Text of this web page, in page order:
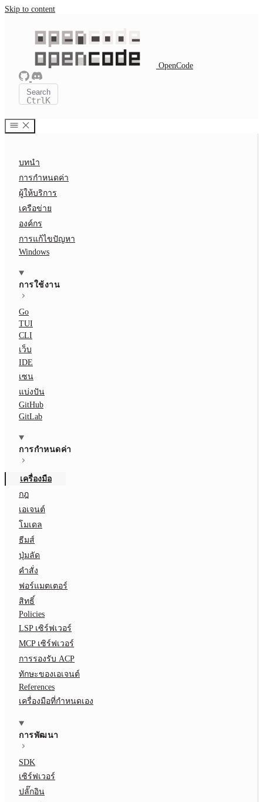
Skip to content
OpenCode
Search
CtrlK
บทนำ
การกำหนดค่า
ผู้ให้บริการ
เครือข่าย
องค์กร
การแก้ไขปัญหา
Windows
การใช้งาน
Go
TUI
CLI
เว็บ
IDE
เซน
แบ่งปัน
GitHub
GitLab
การกำหนดค่า
เครื่องมือ
กฎ
เอเจนต์
โมเดล
ธีมส์
ปุ่มลัด
คำสั่ง
ฟอร์แมตเตอร์
สิทธิ์
Policies
LSP เซิร์ฟเวอร์
MCP เซิร์ฟเวอร์
การรองรับ ACP
ทักษะของเอเจนต์
References
เครื่องมือที่กำหนดเอง
การพัฒนา
SDK
เซิร์ฟเวอร์
ปลั๊กอิน